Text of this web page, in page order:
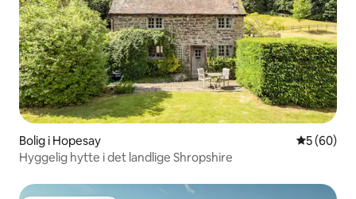
Bolig i Hopesay 5 ud af 5 i
5 (60)
Hyggelig hytte i det landlige Shropshire